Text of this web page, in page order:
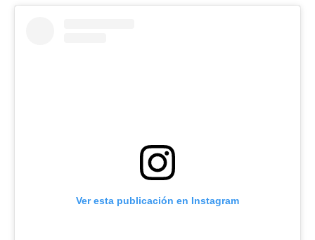
Ver esta publicación en Instagram